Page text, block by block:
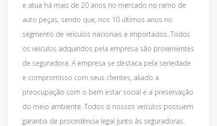
e atua há mais de 20 anos no mercado no ramo de
auto peças, sendo que, nos 10 últimos anos no
segmento de veículos nacionais e importados. Todos
os veículos adquiridos pela empresa são provenientes
de seguradora. A empresa se destaca pela seriedade
e compromisso com seus clientes, aliado a
preocupação com o bem estar social e a preservação
do meio ambiente. Todos o nossos veículos possuem
garantia de procedência legal junto às seguradoras.